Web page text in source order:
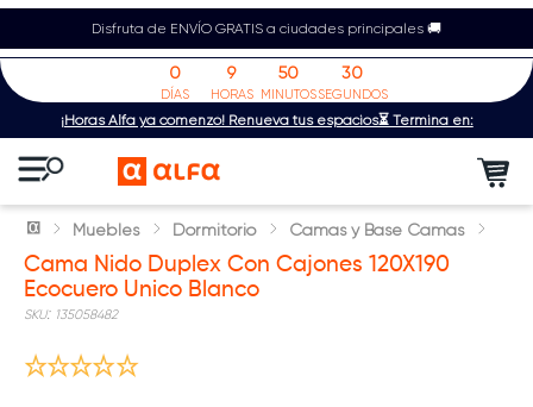
Disfruta de ENVÍO GRATIS a ciudades principales 🚚
¡Horas Alfa ya comenzó! Renueva tus espacios⏳ Termina en:
0
DÍAS
9
HORAS
50
MINUTOS
29
SEGUNDOS
Muebles Dormitorio Camas y Base Camas
Cama Nido Duplex Con Cajones 120X190
Ecocuero Unico Blanco
: 135058482